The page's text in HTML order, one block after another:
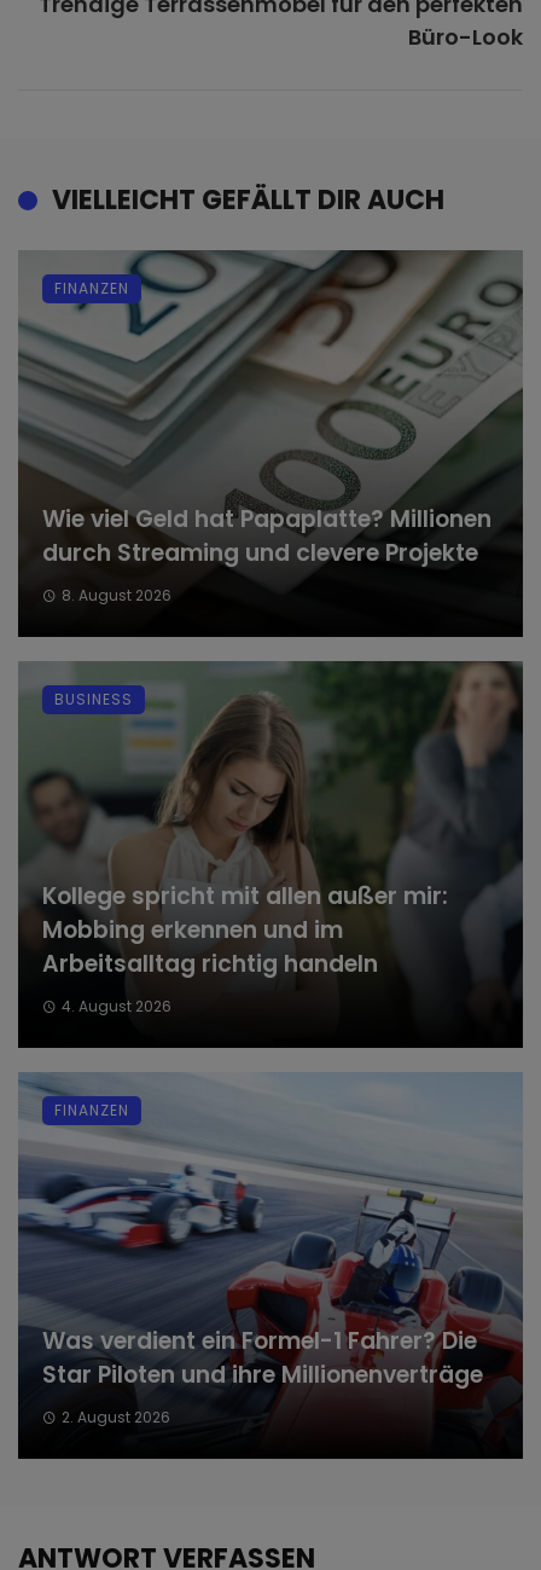
Büro-Look
VIELLEICHT GEFÄLLT DIR AUCH
Wie viel Geld hat Papaplatte? Millionen
durch Streaming und clevere Projekte
8. August 2026
FINANZEN
Kollege spricht mit allen außer mir:
Mobbing erkennen und im
Arbeitsalltag richtig handeln
4. August 2026
BUSINESS
Was verdient ein Formel-1 Fahrer? Die
Star Piloten und ihre Millionenverträge
2. August 2026
FINANZEN
ANTWORT VERFASSEN